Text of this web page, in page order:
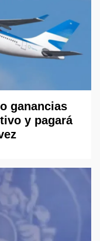
ganancias
y pagará